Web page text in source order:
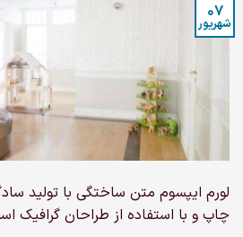
07
شهریور
لورم ایپسوم متن ساختگی با تولید
چاپ و با استفاده از طراحان گرافیک